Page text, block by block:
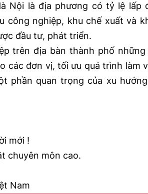
Nội là địa phương có tỷ lệ lấp
công nghiệp, khu chế xuất và
đầu tư, phát triển.
trên địa bàn thành phố những
các đơn vị, tối ưu quá trình làm
phần quan trọng của xu
mới !
chuyên môn cao.
Nam